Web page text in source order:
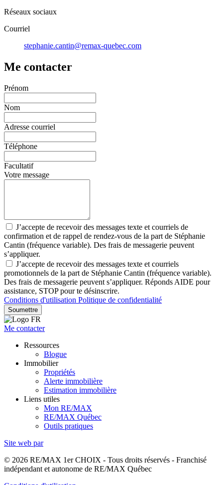
Réseaux sociaux
Courriel
stephanie.cantin@remax-quebec.com
Me contacter
Prénom
Nom
Adresse courriel
Téléphone
Facultatif
Votre message
J’accepte de recevoir des messages texte et courriels de
confirmation et de rappel de rendez-vous de la part de Stéphanie
Cantin (fréquence variable). Des frais de messagerie peuvent
s’appliquer.
J’accepte de recevoir des messages texte et courriels
promotionnels de la part de Stéphanie Cantin (fréquence variable).
Des frais de messagerie peuvent s’appliquer. Réponds AIDE pour
assistance, STOP pour te désinscrire.
Conditions d'utilisation Politique de confidentialité
Soumettre
Me contacter
Ressources
Blogue
Immobilier
Propriétés
Alerte immobilière
Estimation immobilière
Liens utiles
Mon RE/MAX
RE/MAX Québec
Outils pratiques
Site web par
© 2026 RE/MAX 1er CHOIX - Tous droits réservés - Franchisé
indépendant et autonome de RE/MAX Québec